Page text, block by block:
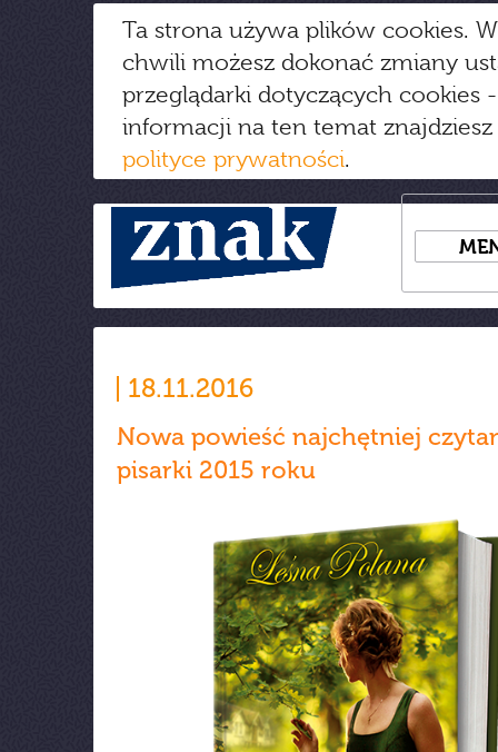
Ta strona używa plików cookies.
chwili możesz dokonać zmiany
przeglądarki dotyczących cookies
informacji na ten temat
polityce prywatności.
18.11.2016
Nowa powieść najchętniej
pisarki 2015 roku